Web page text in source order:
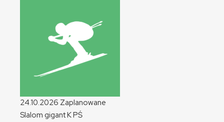
24.10.2026 Zaplanowane
Slalom gigantKPŚ